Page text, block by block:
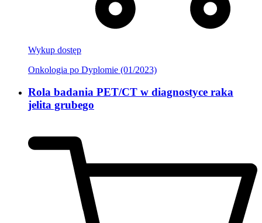
Wykup dostęp
Onkologia po Dyplomie (01/2023)
Rola badania PET/CT w diagnostyce raka
jelita grubego